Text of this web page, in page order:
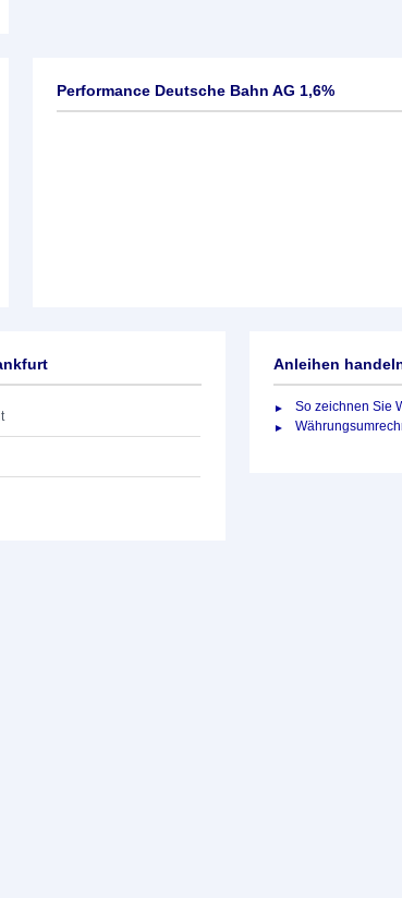
Performance Deutsche Bahn AG 1,6%
Anleihen
So zeichnen Sie